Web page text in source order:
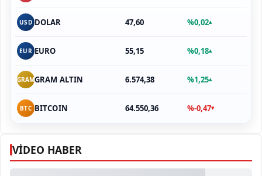
USD DOLAR 47,60 %0,02▴
EUR EURO 55,15 %0,18▴
GRAMGRAM ALTIN 6.574,38 %1,25▴
BTC BITCOIN 64.550,36 %-0,47▾
VİDEO HABER